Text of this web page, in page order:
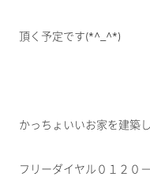
頂く予定です(*^_^*)
かっちょいいお家を建築
フリーダイヤル０１２０